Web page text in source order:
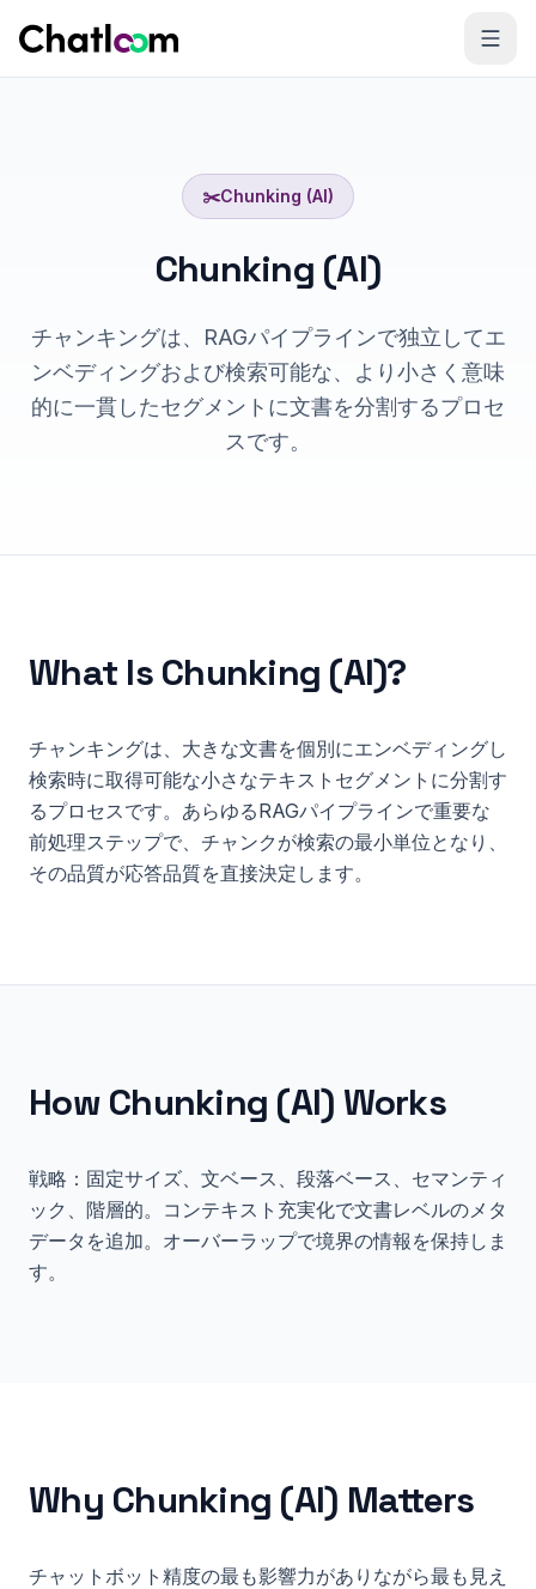
✂️Chunking (AI)
Chunking (AI)
チャンキングは、RAGパイプラインで独立してエ
ンベディングおよび検索可能な、より小さく意味
的に一貫したセグメントに文書を分割するプロセ
スです。
What Is Chunking (AI)?
チャンキングは、大きな文書を個別にエンベディングし
検索時に取得可能な小さなテキストセグメントに分割す
るプロセスです。あらゆるRAGパイプラインで重要な
前処理ステップで、チャンクが検索の最小単位となり、
その品質が応答品質を直接決定します。
How Chunking (AI) Works
戦略：固定サイズ、文ベース、段落ベース、セマンティ
ック、階層的。コンテキスト充実化で文書レベルのメタ
データを追加。オーバーラップで境界の情報を保持しま
す。
Why Chunking (AI) Matters
チャットボット精度の最も影響力がありながら最も見え